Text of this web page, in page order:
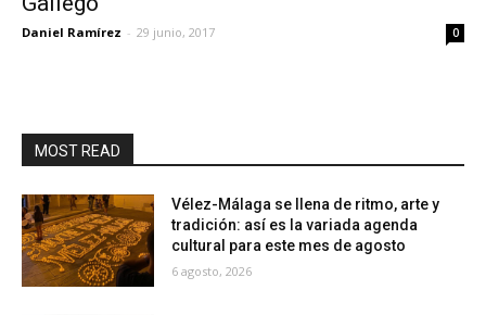
Daniel Ramírez - 29 junio, 2017 0
MOST READ
Vélez-Málaga se llena de ritmo, arte y
tradición: así es la variada agenda
cultural para este mes de agosto
6 agosto, 2026